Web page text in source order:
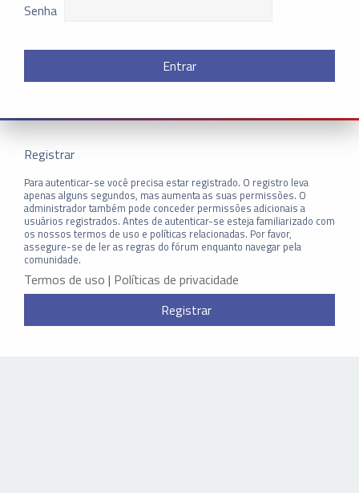
Senha
Registrar
Para autenticar-se você precisa estar registrado. O registro leva
apenas alguns segundos, mas aumenta as suas permissões. O
administrador também pode conceder permissões adicionais a
usuários registrados. Antes de autenticar-se esteja familiarizado com
os nossos termos de uso e políticas relacionadas. Por favor,
assegure-se de ler as regras do fórum enquanto navegar pela
comunidade.
Termos de uso | Políticas de privacidade
Registrar